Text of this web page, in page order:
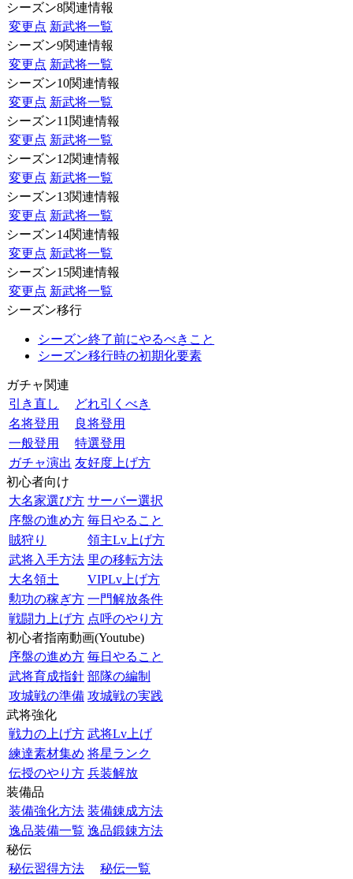
シーズン8関連情報
変更点 新武将一覧
シーズン9関連情報
変更点 新武将一覧
シーズン10関連情報
変更点 新武将一覧
シーズン11関連情報
変更点 新武将一覧
シーズン12関連情報
変更点 新武将一覧
シーズン13関連情報
変更点 新武将一覧
シーズン14関連情報
変更点 新武将一覧
シーズン15関連情報
変更点 新武将一覧
シーズン移行
シーズン終了前にやるべきこと
シーズン移行時の初期化要素
ガチャ関連
引き直し
どれ引くべき
名将登用
良将登用
一般登用
特選登用
ガチャ演出 友好度上げ方
初心者向け
大名家選び方 サーバー選択
序盤の進め方 毎日やること
賊狩り
領主Lv上げ方
武将入手方法 里の移転方法
大名領土
VIPLv上げ方
勲功の稼ぎ方 一門解放条件
戦闘力上げ方 点呼のやり方
初心者指南動画(Youtube)
序盤の進め方 毎日やること
武将育成指針 部隊の編制
攻城戦の準備 攻城戦の実践
武将強化
戦力の上げ方 武将Lv上げ
練達素材集め 将星ランク
伝授のやり方 兵装解放
装備品
装備強化方法 装備錬成方法
逸品装備一覧 逸品鍛錬方法
秘伝
秘伝習得方法
秘伝一覧